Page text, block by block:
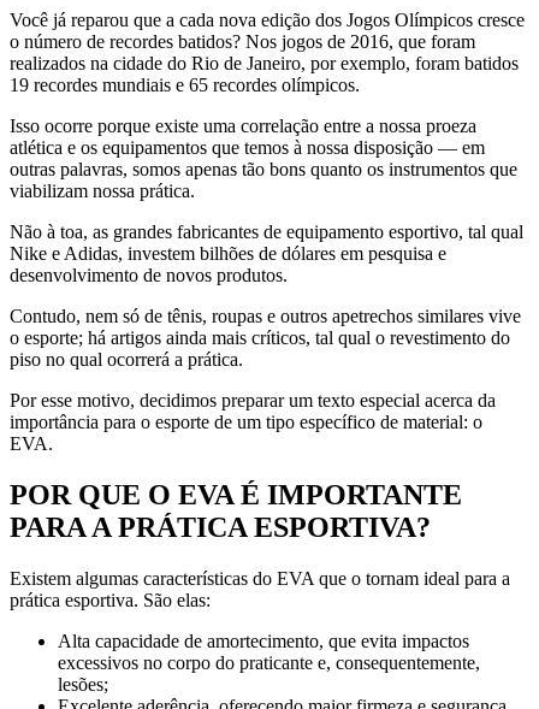
Você já reparou que a cada nova edição dos Jogos Olímpicos cresce
o número de recordes batidos? Nos jogos de 2016, que foram
realizados na cidade do Rio de Janeiro, por exemplo, foram batidos
19 recordes mundiais e 65 recordes olímpicos.
Isso ocorre porque existe uma correlação entre a nossa proeza
atlética e os equipamentos que temos à nossa disposição — em
outras palavras, somos apenas tão bons quanto os instrumentos que
viabilizam nossa prática.
Não à toa, as grandes fabricantes de equipamento esportivo, tal qual
Nike e Adidas, investem bilhões de dólares em pesquisa e
desenvolvimento de novos produtos.
Contudo, nem só de tênis, roupas e outros apetrechos similares vive
o esporte; há artigos ainda mais críticos, tal qual o revestimento do
piso no qual ocorrerá a prática.
Por esse motivo, decidimos preparar um texto especial acerca da
importância para o esporte de um tipo específico de material: o
EVA.
POR QUE O EVA É IMPORTANTE
PARA A PRÁTICA ESPORTIVA?
Existem algumas características do EVA que o tornam ideal para a
prática esportiva. São elas:
Alta capacidade de amortecimento, que evita impactos
excessivos no corpo do praticante e, consequentemente,
lesões;